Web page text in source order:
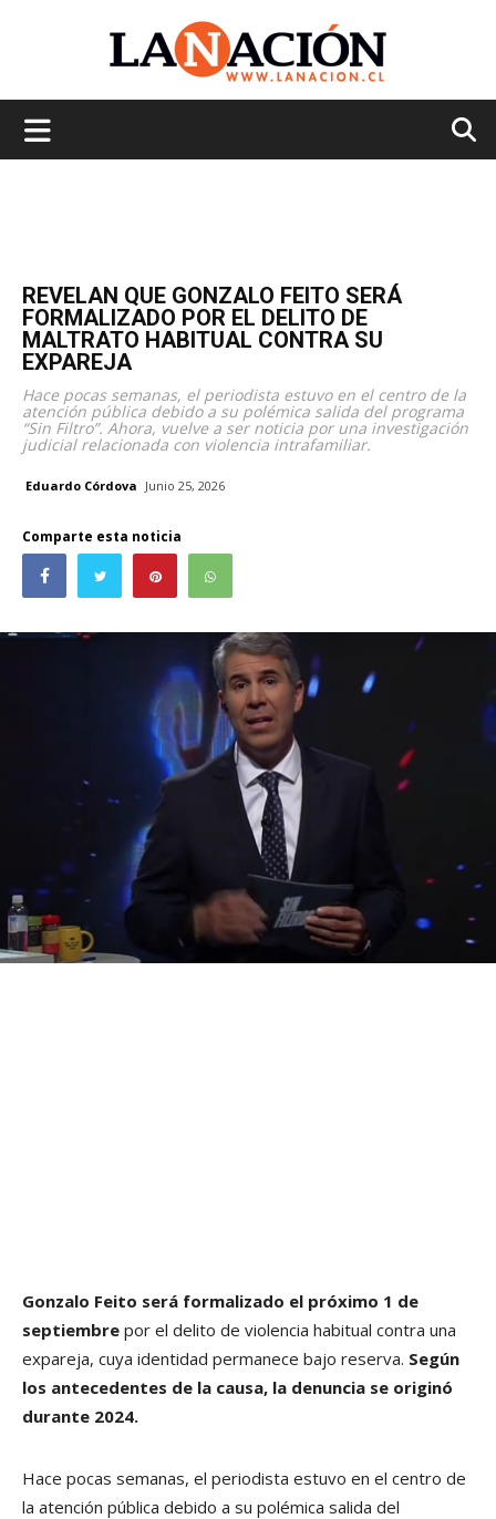
REVELAN QUE GONZALO FEITO SERÁ
FORMALIZADO POR EL DELITO DE
MALTRATO HABITUAL CONTRA SU
EXPAREJA
Hace pocas semanas, el periodista estuvo en el centro de la
atención pública debido a su polémica salida del programa
“Sin Filtro”. Ahora, vuelve a ser noticia por una investigación
judicial relacionada con violencia intrafamiliar.
Eduardo Córdova Junio 25, 2026
Comparte esta noticia
Gonzalo Feito será formalizado el próximo 1 de
septiembre por el delito de violencia habitual contra una
expareja, cuya identidad permanece bajo reserva. Según
los antecedentes de la causa, la denuncia se originó
durante 2024.
Hace pocas semanas, el periodista estuvo en el centro de
la atención pública debido a su polémica salida del